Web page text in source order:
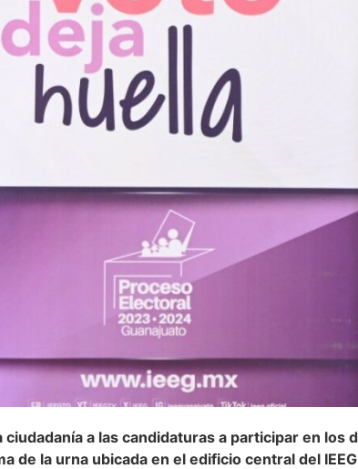
a las candidaturas a participar en los
la urna ubicada en el edificio central del